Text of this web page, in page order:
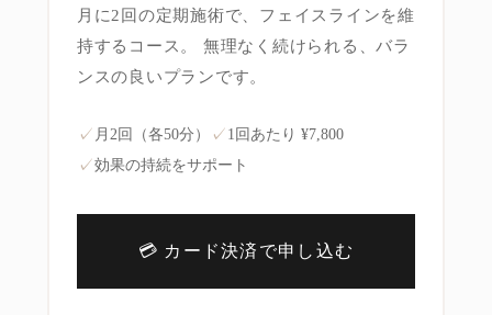
月に2回の定期施術で、フェイスラインを維
持するコース。 無理なく続けられる、バラ
ンスの良いプランです。
✓ 月2回（各50分） ✓ 1回あたり ¥7,800
✓効果の持続をサポート
💳 カード決済で申し込む